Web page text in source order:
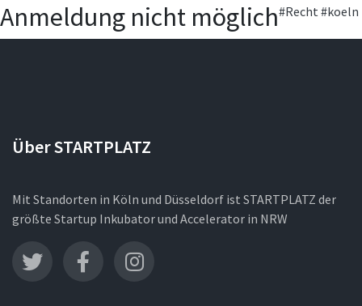
Anmeldung nicht möglich#Recht #koeln
Über STARTPLATZ
Mit Standorten in Köln und Düsseldorf ist STARTPLATZ der
größte Startup Inkubator und Accelerator in NRW